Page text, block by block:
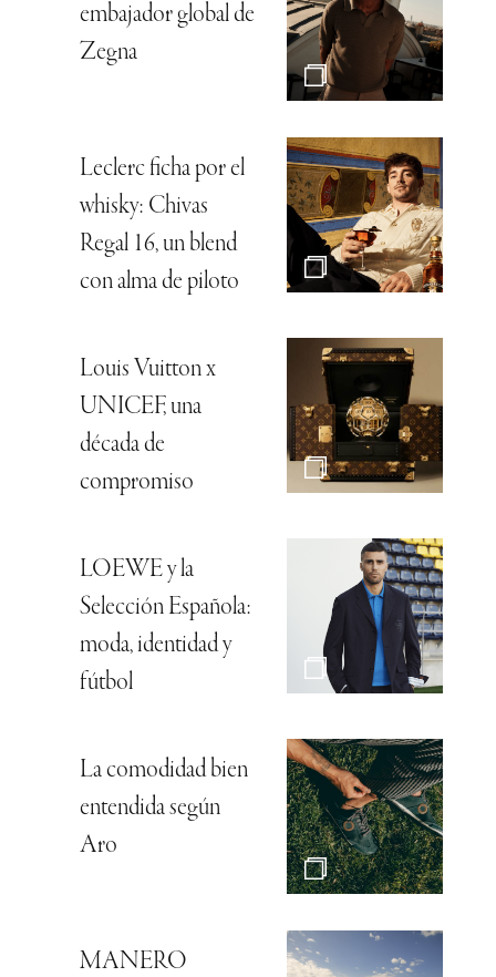
embajador global de
Zegna
Leclerc ficha por el
whisky: Chivas
Regal 16, un blend
con alma de piloto
Louis Vuitton x
UNICEF, una
década de
compromiso
LOEWE y la
Selección Española:
moda, identidad y
fútbol
La comodidad bien
entendida según
Aro
MANERO